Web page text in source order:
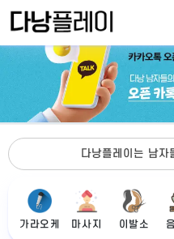
다낭플레이는 남자
가라오케 마사지 이발소